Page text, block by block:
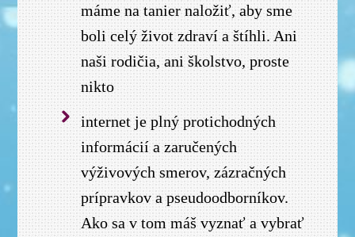
máme na tanier naložiť, aby sme
boli celý život zdraví a štíhli. Ani
naši rodičia, ani školstvo, proste
nikto
internet je plný protichodných
informácií a zaručených
výživových smerov, zázračných
prípravkov a pseudoodborníkov.
Ako sa v tom máš vyznať a vybrať